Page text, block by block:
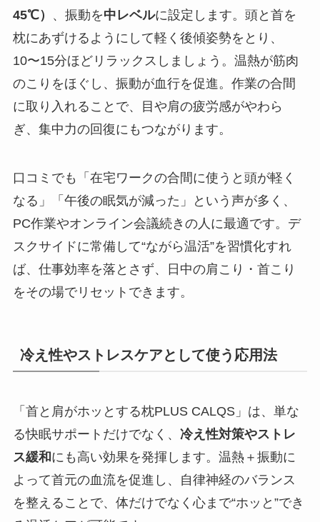
45℃）
、振動を中レベルに設定します。頭と首を
枕にあずけるようにして軽く後傾姿勢をとり、
10〜15分ほどリラックスしましょう。温熱が筋肉
のこりをほぐし、振動が血行を促進。作業の合間
に取り入れることで、目や肩の疲労感がやわら
ぎ、集中力の回復にもつながります。
口コミでも「在宅ワークの合間に使うと頭が軽く
なる」「午後の眠気が減った」という声が多く、
PC作業やオンライン会議続きの人に最適です。デ
スクサイドに常備して“ながら温活”を習慣化すれ
ば、仕事効率を落とさず、日中の肩こり・首こり
をその場でリセットできます。
冷え性やストレスケアとして使う応用法
「首と肩がホッとする枕PLUS CALQS」は、単な
る快眠サポートだけでなく、 冷え性対策やストレ
ス緩和 にも高い効果を発揮します。温熱＋振動に
よって首元の血流を促進し、自律神経のバランス
を整えることで、体だけでなく心まで“ホッと”でき